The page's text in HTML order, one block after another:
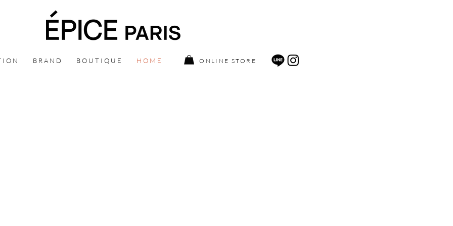
I O N B R A N D B O U T I Q U E H O M E ONLINE STORE